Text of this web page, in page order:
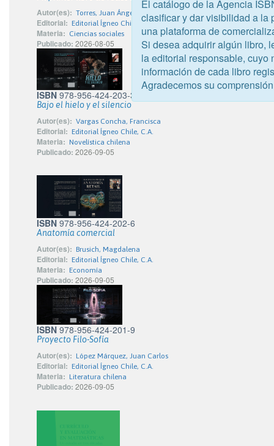
Autor(es): Torres, Juan Ángel
Editorial: Editorial Ígneo Chile, C.A.
Materia: Ciencias sociales
Publicado: 2026-08-05
ISBN 978-956-424-203-3
Bajo el hielo y el silencio
Autor(es): Vargas Concha, Francisca
Editorial: Editorial Ígneo Chile, C.A.
Materia: Novelística chilena
Publicado: 2026-09-05
ISBN 978-956-424-202-6
Anatomía comercial
Autor(es): Brusich, Magdalena
Editorial: Editorial Ígneo Chile, C.A.
Materia: Economía
Publicado: 2026-09-05
ISBN 978-956-424-201-9
Proyecto Filo-Sofía
Autor(es): López Márquez, Juan Carlos
Editorial: Editorial Ígneo Chile, C.A.
Materia: Literatura chilena
Publicado: 2026-09-05
El catálogo de la Agencia
clasificar y dar visibilidad a la
una plataforma de
Si desea adquirir algún libro,
la editorial responsable, cuyo
información de cada libro
Agradecemos su